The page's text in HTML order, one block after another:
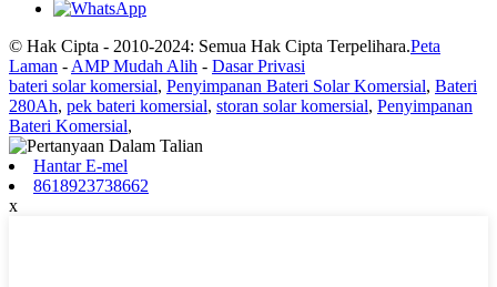
© Hak Cipta - 2010-2024: Semua Hak Cipta Terpelihara.Peta
Laman - AMP Mudah Alih - Dasar Privasi
bateri solar komersial, Penyimpanan Bateri Solar Komersial, Bateri
280Ah, pek bateri komersial, storan solar komersial, Penyimpanan
Bateri Komersial,
Hantar E-mel
8618923738662
x